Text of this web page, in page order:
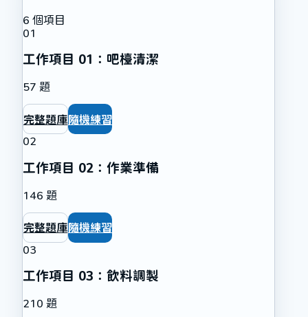
6 個項目
01
工作項目 01：吧檯清潔
57 題
完整題庫隨機練習
02
工作項目 02：作業準備
146 題
完整題庫隨機練習
03
工作項目 03：飲料調製
210 題